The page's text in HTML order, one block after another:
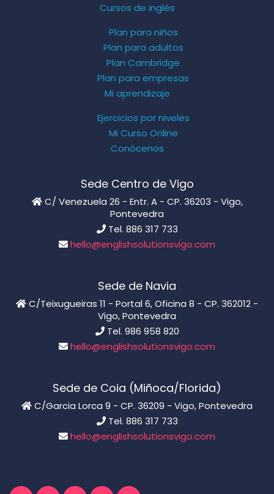
Cursos de inglés
Plan para niños
Plan para adultos
Plan Cambridge
Plan para empresas
Mi aprendizaje
Ejercicios por niveles
Mi Curso Online
Conócenos
Sede Centro de Vigo
C/ Venezuela 26 - Entr. A - CP. 36203 - Vigo,
Pontevedra
Tel. 886 317 733
hello@englishsolutionsvigo.com
Sede de Navia
C/Teixugueiras 11 - Portal 6, Oficina 8 - CP. 362012 -
Vigo, Pontevedra
Tel. 986 958 820
hello@englishsolutionsvigo.com
Sede de Coia (Miñoca/Florida)
C/Garcia Lorca 9 - CP. 36209 - Vigo, Pontevedra
Tel. 886 317 733
hello@englishsolutionsvigo.com